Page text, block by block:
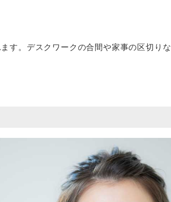
す。デスクワークの合間や家事の区切り